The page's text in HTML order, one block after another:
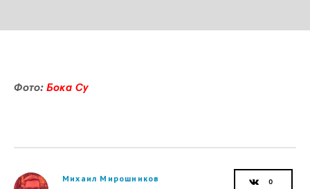
Фото: Бока Су
Михаил Мирошников